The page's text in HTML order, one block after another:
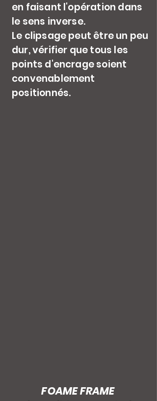
en faisant l'opération dans
le sens inverse.
Le clipsage peut être un peu
dur, vérifier que tous les
points d'encrage soient
convenablement
positionnés.
FOAME FRAME